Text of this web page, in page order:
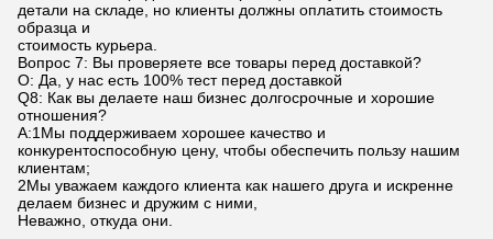
детали на складе, но клиенты должны оплатить стоимость
образца и
стоимость курьера.
Вопрос 7: Вы проверяете все товары перед доставкой?
О: Да, у нас есть 100% тест перед доставкой
Q8: Как вы делаете наш бизнес долгосрочные и хорошие
отношения?
А:1Мы поддерживаем хорошее качество и
конкурентоспособную цену, чтобы обеспечить пользу нашим
клиентам;
2Мы уважаем каждого клиента как нашего друга и искренне
делаем бизнес и дружим с ними,
Неважно, откуда они.